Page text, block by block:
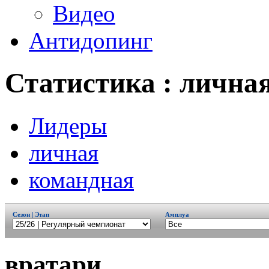
Видео
Антидопинг
Статистика :
Лидеры
личная
командная
Сезон | Этап Амплуа